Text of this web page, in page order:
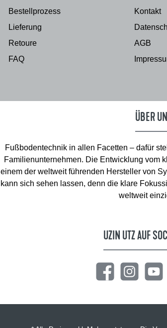
Bestellprozess
Lieferung
Retoure
FAQ
Kontakt
AGB
ÜBER
Fußbodentechnik in allen Facetten – dafür
Familienunternehmen. Die Entwicklung vom
einem der weltweit führenden Hersteller von
kann sich sehen lassen, denn die klare
weltweit
UZIN UTZ AUF
FacebookInstagram